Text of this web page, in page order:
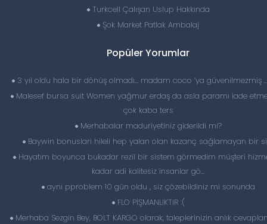
Turkcell Çalışan Uslup Hakkında
Şok Market Patlak Ambalaj
Popüler Yorumlar
3 yıl oldu hala bir dönüş olmadı… madam coco ‘ya güvenilmezmiş
Malesef bursa suit Women yağmur erdaş da asla paramı iade
çok kaba ters
Merhabalar maduriyetiniz giderildi mi?
Baywin bonuslari hileli hep yalan olan kazanç sağlamayan bir
Hayatım boyunca bukadar rezil bir sistem görmedim müşteri
kadar adi kalitesiz insanlar gö...
aynı pproblem 10 gün oldu , siz çözebildiniz mi sonunda
FLO PİŞMANLIKTIR :(
Merhaba Sezgin Bey, BOLT KARGO olarak, taleplerinizin anlık